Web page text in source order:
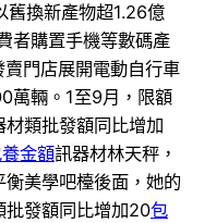
舊換新產物超1.26億
者購置手機等數碼產
門店展開電動自行車
萬輛。1至9月，限額
類批發額同比增加
金額訊器材林天秤，
美學吧檯後面，她的
批發額同比增加20包